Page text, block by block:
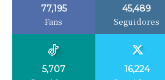
77,195
Fans
45,489
Seguidores
5,707 16,224